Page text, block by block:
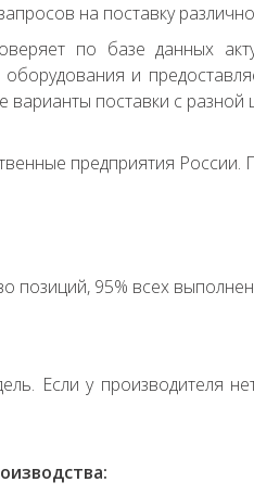
на поставку
по базе данных
и
варианты поставки с разной
предприятия
позиций, 95% всех
Если у производителя